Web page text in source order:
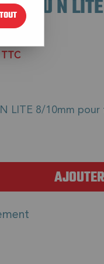
EAU N
TTC
LITE 8/10mm